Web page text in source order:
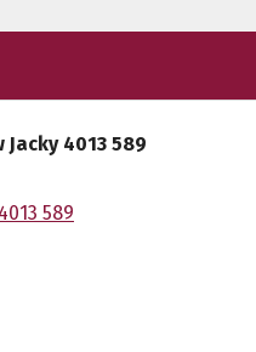
4013 589